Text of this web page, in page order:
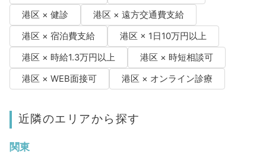
港区 × 健診
港区 × 遠方交通費支給
港区 × 宿泊費支給
港区 × 1日10万円以上
港区 × 時給1.3万円以上
港区 × 時短相談可
港区 × WEB面接可
港区 × オンライン診療
近隣のエリアから探す
関東